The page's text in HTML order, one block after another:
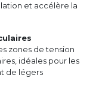
et accélère la
zones de tension
idéales pour les
de légers